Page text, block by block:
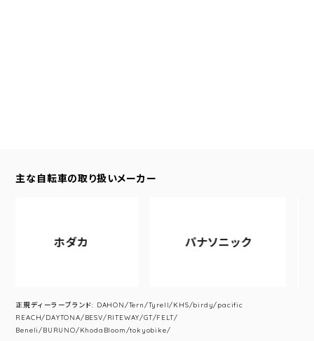
主な自転車の取り扱いメーカー
ホダカ パナソニック
正規ディーラーブランド: DAHON/Tern/Tyrell/KHS/birdy/pacific
REACH/DAYTONA/BESV/RITEWAY/GT/FELT/
Beneli/BURUNO/KhodaBloom/tokyobike/